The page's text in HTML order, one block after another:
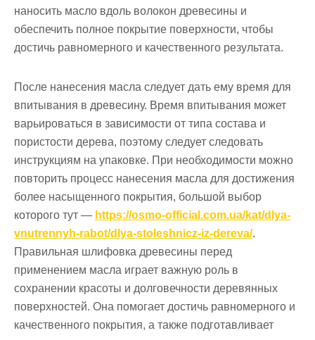
наносить масло вдоль волокон древесины и
обеспечить полное покрытие поверхности, чтобы
достичь равномерного и качественного результата.
После нанесения масла следует дать ему время для
впитывания в древесину. Время впитывания может
варьироваться в зависимости от типа состава и
пористости дерева, поэтому следует следовать
инструкциям на упаковке. При необходимости можно
повторить процесс нанесения масла для достижения
более насыщенного покрытия, большой выбор
которого тут — https://osmo-official.com.ua/kat/dlya-
vnutrennyh-rabot/dlya-stoleshnicz-iz-dereva/.
Правильная шлифовка древесины перед
применением масла играет важную роль в
сохранении красоты и долговечности деревянных
поверхностей. Она помогает достичь равномерного и
качественного покрытия, а также подготавливает